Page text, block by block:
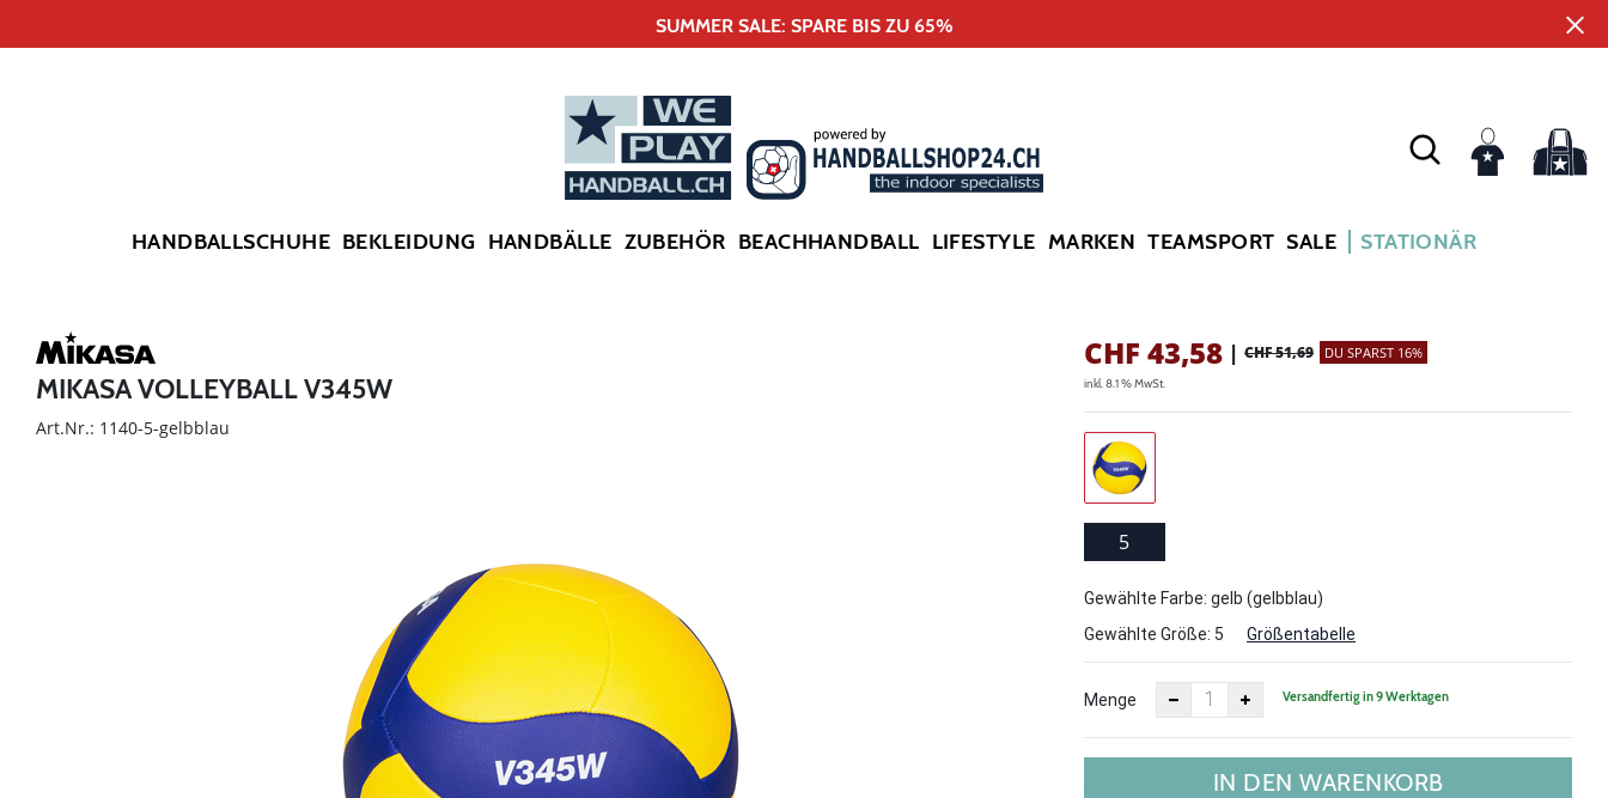
SUMMER SALE: SPARE BIS ZU 65%
HANDBALLSCHUHE BEKLEIDUNG HANDBÄLLE ZUBEHÖR BEACHHANDBALL LIFESTYLE MARKEN TEAMSPORT SALE STATIONÄR
MIKASA VOLLEYBALL V345W
Art.Nr.: 1140-5-gelbblau
CHF 43,58 | CHF 51,69 DU SPARST 16%
inkl. 8.1 % MwSt.
5
Gewählte Farbe: gelb (gelbblau)
Gewählte Größe: 5 Größentabelle
Menge Versandfertig in 9 Werktagen
IN DEN WARENKORB